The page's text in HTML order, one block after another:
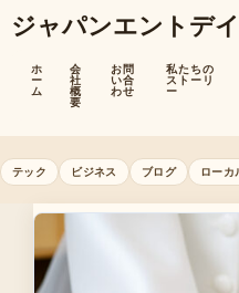
ジャパンエントデ
ホ
ー
ム
会
社
概
要
お問
い合
わせ
私たちの
ストーリ
ー
テック ビジネス ブログ ローカ